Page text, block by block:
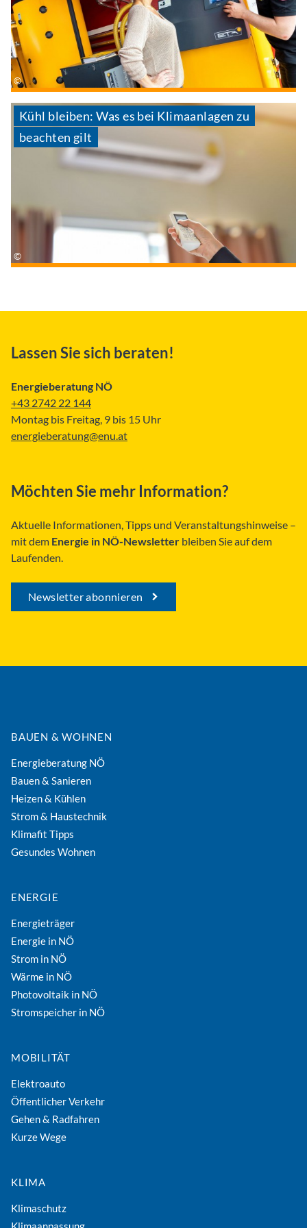
Kühl bleiben: Was es bei Klimaanlagen zu
beachten gilt
Lassen Sie sich beraten!
Energieberatung NÖ
+43 2742 22 144
Montag bis Freitag, 9 bis 15 Uhr
energieberatung@enu.at
Möchten Sie mehr Information?
Aktuelle Informationen, Tipps und Veranstaltungshinweise –
mit dem Energie in NÖ-Newsletter bleiben Sie auf dem
Laufenden.
Newsletter abonnieren
BAUEN & WOHNEN
Energieberatung NÖ
Bauen & Sanieren
Heizen & Kühlen
Strom & Haustechnik
Klimafit Tipps
Gesundes Wohnen
ENERGIE
Energieträger
Energie in NÖ
Strom in NÖ
Wärme in NÖ
Photovoltaik in NÖ
Stromspeicher in NÖ
MOBILITÄT
Elektroauto
Öffentlicher Verkehr
Gehen & Radfahren
Kurze Wege
KLIMA
Klimaschutz